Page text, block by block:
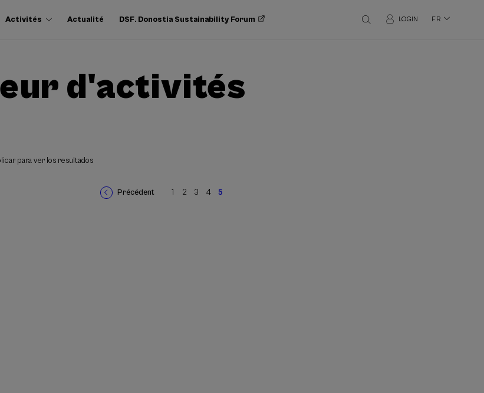
Activités Actualité DSF. Donostia Sustainability Forum LOGIN FR
d'activités
para ver los resultados
Page
Précédent Page
1 Page
2 Page
3 Page
4
Page
5